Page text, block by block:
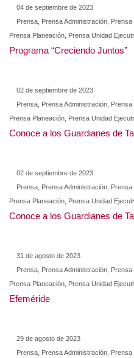
04 de septiembre de 2023
Prensa, Prensa Administración,
Prensa Planeación, Prensa Unidad
Programa “Creciendo Juntos”
02 de septiembre de 2023
Prensa, Prensa Administración,
Prensa Planeación, Prensa Unidad
Conoce a los Guardianes de
02 de septiembre de 2023
Prensa, Prensa Administración,
Prensa Planeación, Prensa Unidad
Conoce a los Guardianes de
31 de agosto de 2023
Prensa, Prensa Administración,
Prensa Planeación, Prensa Unidad
Efeméride
29 de agosto de 2023
Prensa, Prensa Administración,